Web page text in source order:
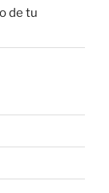
de tu